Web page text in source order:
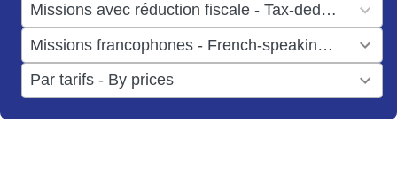
Missions avec réduction fiscale - Tax-deductible missions
result
available
Missions francophones - French-speaking missions
result
available
Par tarifs - By prices
results
available